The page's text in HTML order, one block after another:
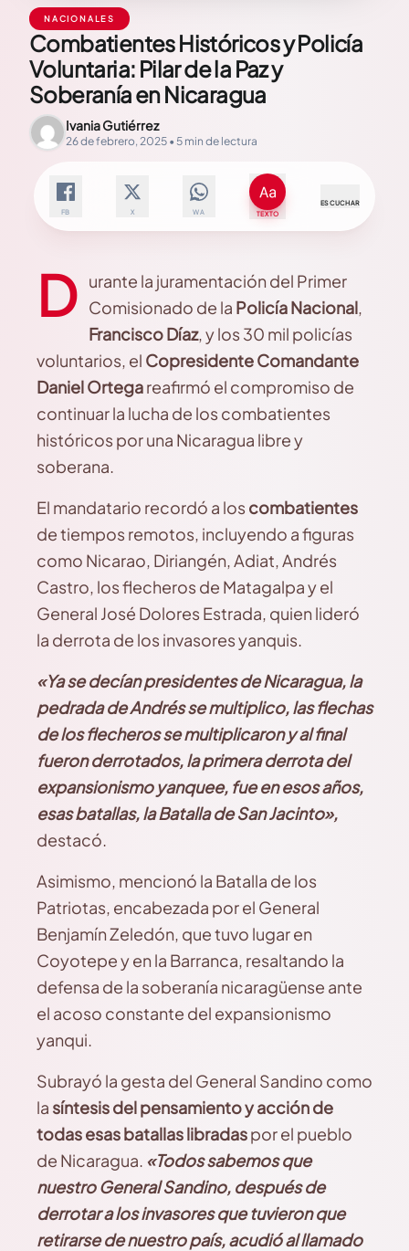
NACIONALES
Combatientes Históricos y Policía
Voluntaria: Pilar de la Paz y
Soberanía en Nicaragua
Ivania Gutiérrez
26 de febrero, 2025 • 5 min de lectura
FB X WA TEXTO
ESCUCHAR
D urante la juramentación del Primer
Comisionado de la Policía Nacional,
Francisco Díaz, y los 30 mil policías
voluntarios, el Copresidente Comandante
Daniel Ortegareafirmó el compromiso de
continuar la lucha de los combatientes
históricos por una Nicaragua libre y
soberana.
El mandatario recordó a loscombatientes
de tiempos remotos, incluyendo a figuras
como Nicarao, Diriangén, Adiat, Andrés
Castro, los flecheros de Matagalpa y el
General José Dolores Estrada, quien lideró
la derrota de los invasores yanquis.
«Ya se decían presidentes de Nicaragua, la
pedrada de Andrés se multiplico, las flechas
de los flecheros se multiplicaron y al final
fueron derrotados, la primera derrota del
expansionismo yanquee, fue en esos años,
esas batallas, la Batalla de San Jacinto»,
destacó.
Asimismo, mencionó la Batalla de los
Patriotas, encabezada por el General
Benjamín Zeledón, que tuvo lugar en
Coyotepe y en la Barranca, resaltando la
defensa de la soberanía nicaragüense ante
el acoso constante del expansionismo
yanqui.
Subrayó la gesta del General Sandino como
la síntesis del pensamiento y acción de
todas esas batallas libradaspor el pueblo
de Nicaragua. «Todos sabemos que
nuestro General Sandino, después de
derrotar a los invasores que tuvieron que
retirarse de nuestro país, acudió al llamado